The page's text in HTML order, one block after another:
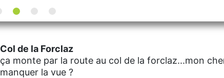
Col de la Forclaz
ça monte par la route au col de la forclaz...mon
manquer la vue ?